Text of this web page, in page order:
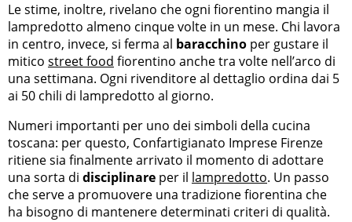
Le stime, inoltre, rivelano che ogni fiorentino mangia il
lampredotto almeno cinque volte in un mese. Chi lavora
in centro, invece, si ferma al baracchino per gustare il
mitico street food fiorentino anche tra volte nell’arco di
una settimana. Ogni rivenditore al dettaglio ordina dai 5
ai 50 chili di lampredotto al giorno.
Numeri importanti per uno dei simboli della cucina
toscana: per questo, Confartigianato Imprese Firenze
ritiene sia finalmente arrivato il momento di adottare
una sorta di disciplinare per il lampredotto. Un passo
che serve a promuovere una tradizione fiorentina che
ha bisogno di mantenere determinati criteri di qualità.